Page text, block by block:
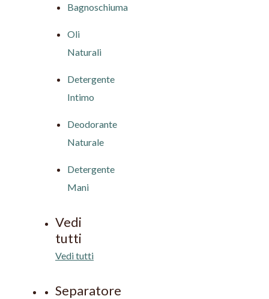
Bagnoschiuma
Oli
Naturali
Detergente
Intimo
Deodorante
Naturale
Detergente
Mani
Vedi
tutti
Vedi tutti
Separatore